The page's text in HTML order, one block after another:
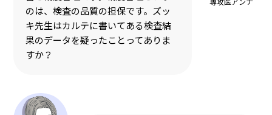
専攻医アンナ
のは、検査の品質の担保です。ズッ
キ先生はカルテに書いてある検査結
果のデータを疑ったことってありま
すか？